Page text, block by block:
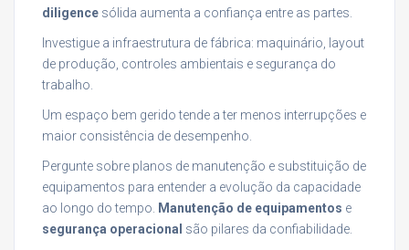
diligence sólida aumenta a confiança entre as partes.
Investigue a infraestrutura de fábrica: maquinário, layout
de produção, controles ambientais e segurança do
trabalho.
Um espaço bem gerido tende a ter menos interrupções e
maior consistência de desempenho.
Pergunte sobre planos de manutenção e substituição de
equipamentos para entender a evolução da capacidade
ao longo do tempo.
Manutenção de equipamentos e
segurança operacional são pilares da confiabilidade.